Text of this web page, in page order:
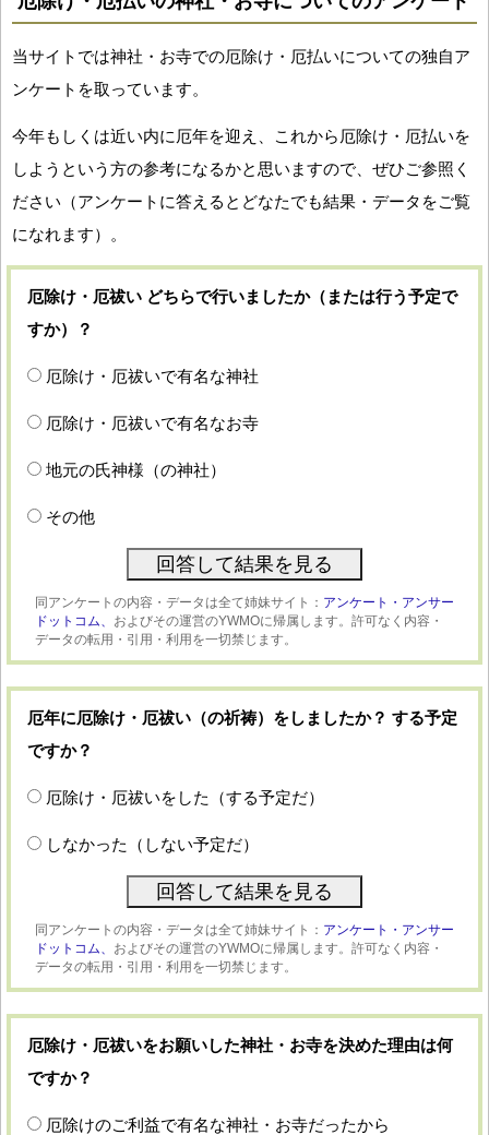
当サイトでは神社・お寺での厄除け・厄払いについての独自ア
ンケートを取っています。
今年もしくは近い内に厄年を迎え、これから厄除け・厄払いを
しようという方の参考になるかと思いますので、ぜひご参照く
ださい（アンケートに答えるとどなたでも結果・データをご覧
になれます）。
厄除け・厄祓い どちらで行いましたか（または行う予定で
すか）？
厄除け・厄祓いで有名な神社
厄除け・厄祓いで有名なお寺
地元の氏神様（の神社）
その他
同アンケートの内容・データは全て姉妹サイト： アンケート・アンサー
ドットコム、 およびその運営のYWMOに帰属します。許可なく内容・
データの転用・引用・利用を一切禁じます。
厄年に厄除け・厄祓い（の祈祷）をしましたか？ する予定
ですか？
厄除け・厄祓いをした（する予定だ）
しなかった（しない予定だ）
同アンケートの内容・データは全て姉妹サイト： アンケート・アンサー
ドットコム、 およびその運営のYWMOに帰属します。許可なく内容・
データの転用・引用・利用を一切禁じます。
厄除け・厄祓いをお願いした神社・お寺を決めた理由は何
ですか？
厄除けのご利益で有名な神社・お寺だったから